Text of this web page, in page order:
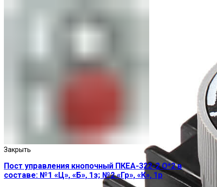
Закрыть
Пост управления кнопочный ПКЕА-322-2 О*2 в
составе: №1 «Ц», «Б», 1з; №2 «Гр», «К», 1р